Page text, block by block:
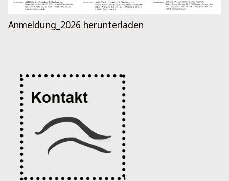
Anmeldung_2026 herunterladen